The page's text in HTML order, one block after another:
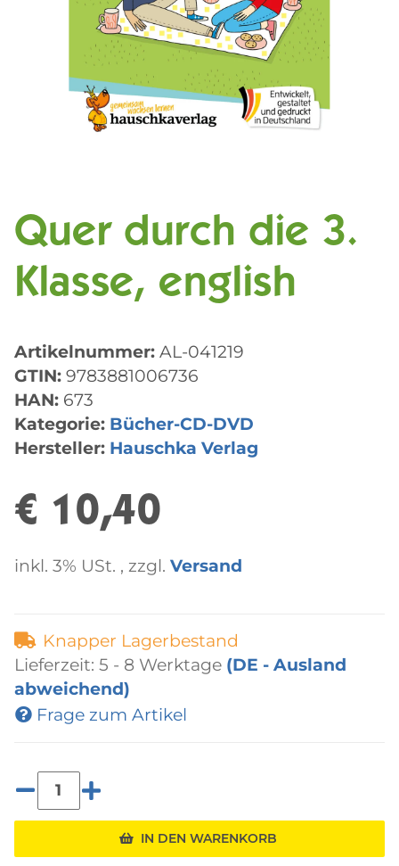
Quer durch die 3.
Klasse, english
Artikelnummer: AL-041219
GTIN: 9783881006736
HAN: 673
Kategorie: Bücher-CD-DVD
Hersteller: Hauschka Verlag
€ 10,40
inkl. 3% USt. , zzgl. Versand
Knapper Lagerbestand
Lieferzeit: 5 - 8 Werktage (DE - Ausland
abweichend)
Frage zum Artikel
IN DEN WARENKORB